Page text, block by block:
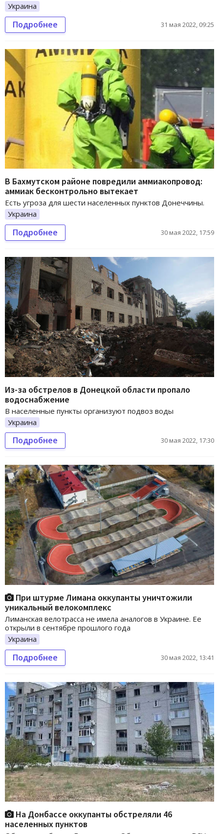
Украина
Подробнее 31 мая 2022, 09:25
В Бахмутском районе повредили аммиакопровод:
аммиак бесконтрольно вытекает
Есть угроза для шести населенных пунктов Донеччины.
Украина
Подробнее 30 мая 2022, 17:59
Из-за обстрелов в Донецкой области пропало
водоснабжение
В населенные пункты организуют подвоз воды
Украина
Подробнее 30 мая 2022, 17:30
При штурме Лимана оккупанты уничтожили
уникальный велокомплекс
Лиманская велотрасса не имела аналогов в Украине. Ее
открыли в сентябре прошлого года
Украина
Подробнее 30 мая 2022, 13:41
На Донбассе оккупанты обстреляли 46
населенных пунктов